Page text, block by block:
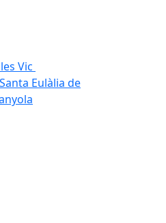
Vic
Eulàlia de